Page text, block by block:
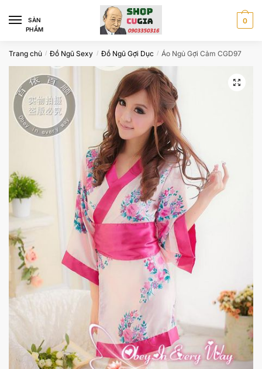
navigation
content
SÀN
PHẨM
0
Trang chủ / Đồ Ngũ Sexy / Đồ Ngũ Gợi Dục / Áo Ngủ Gợi Cảm CGD97